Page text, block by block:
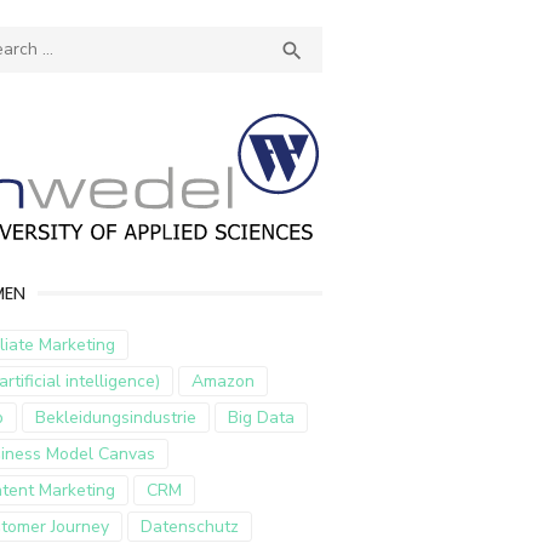

Marketing
intelligence)
Amazon
Bekleidungsindustrie
Big Data
Model Canvas
Marketing
CRM
Journey
Datenschutz